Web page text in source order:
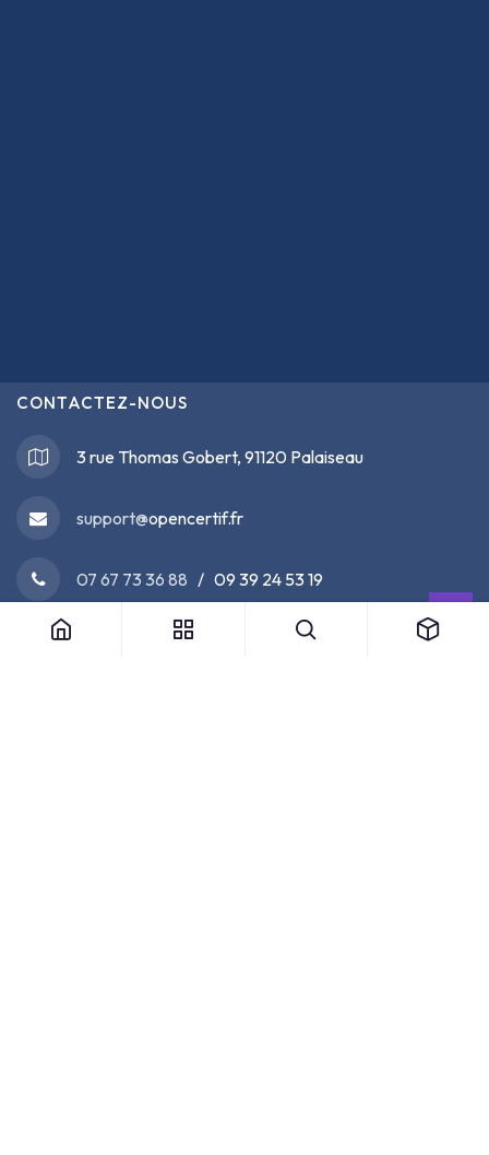
CONTACTEZ-NOUS
3 rue Thomas Gobert, 91120 Palaiseau
support@opencertif.fr
07 67 73 36 88 / 09 39 24 53 19